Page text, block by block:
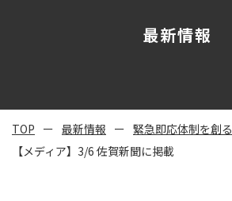
最新情報
TOP 最新情報
緊急即応体制を創る
【メディア】3/6 佐賀新聞に掲載